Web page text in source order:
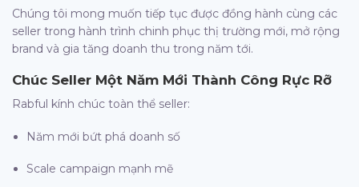
Chúng tôi mong muốn tiếp tục được đồng hành cùng các
seller trong hành trình chinh phục thị trường mới, mở rộng
brand và gia tăng doanh thu trong năm tới.
Chúc Seller Một Năm Mới Thành Công Rực Rỡ
Rabful kính chúc toàn thể seller:
Năm mới bứt phá doanh số
Scale campaign mạnh mẽ